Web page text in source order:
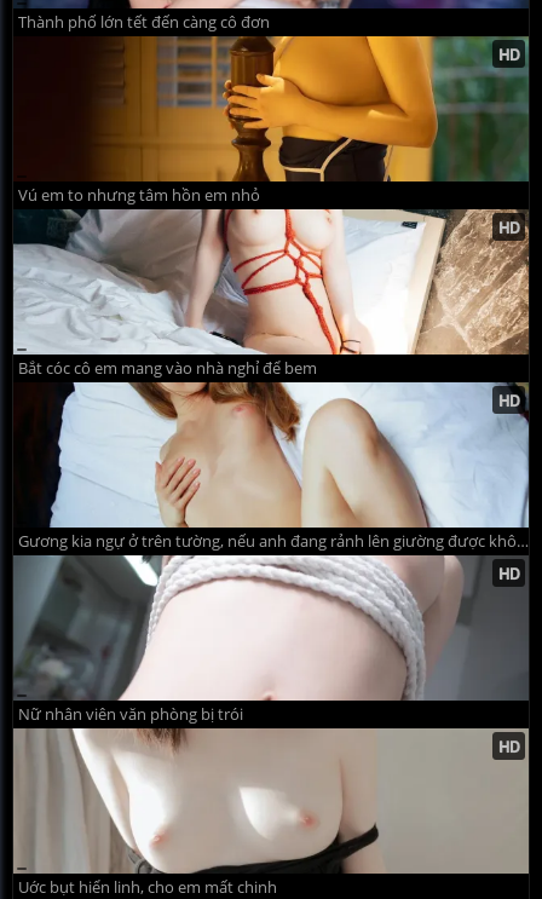
Thành phố lớn tết đến càng cô đơn
Vú em to nhưng tâm hồn em nhỏ
Bắt cóc cô em mang vào nhà nghỉ để bem
Gương kia ngự ở trên tường, nếu anh đang rảnh lên giường được không
Nữ nhân viên văn phòng bị trói
Uớc bụt hiển linh, cho em mất chinh